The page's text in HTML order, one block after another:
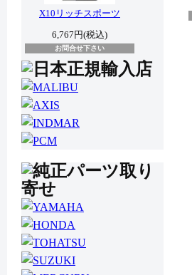
X10リッチスポーツ
6,767円(税込)
お問合せ下さい